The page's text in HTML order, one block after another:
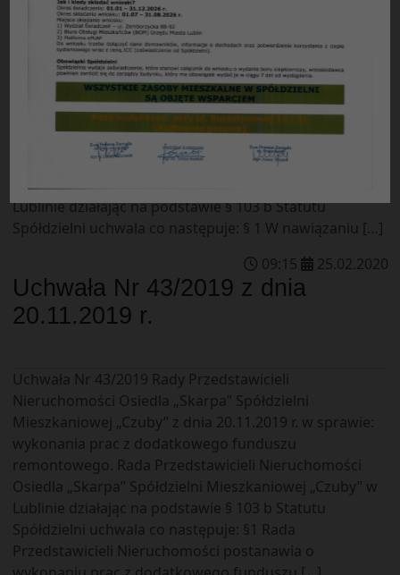
Uchwała Nr 45/2019 Rady Przedstawicieli
Nieruchomości Osiedla „Skarpa” Spółdzielni
Mieszkaniowej „Czuby” z dnia 20.11.2019 r. w sprawie:
zmiany stawki składnika opłat eksploatacyjnych –
„przebudowa instalacji gazowej” w budynku
Sympatyczna 2. Rada Przedstawicieli Nieruchomości
Osiedla „Skarpa” Spółdzielni Mieszkaniowej „Czuby” w
Lublinie działając na podstawie § 103 b Statutu
Spółdzielni uchwala co następuje: § 1 W nawiązaniu […]
09:15 25.02.2020
Uchwała Nr 43/2019 z dnia
20.11.2019 r.
Uchwała Nr 43/2019 Rady Przedstawicieli
Nieruchomości Osiedla „Skarpa” Spółdzielni
Mieszkaniowej „Czuby” z dnia 20.11.2019 r. w sprawie:
wykonania prac z dodatkowego funduszu
remontowego. Rada Przedstawicieli Nieruchomości
Osiedla „Skarpa” Spółdzielni Mieszkaniowej „Czuby” w
Lublinie działając na podstawie § 103 b Statutu
Spółdzielni uchwala co następuje: §1 Rada
Przedstawicieli Nieruchomości postanawia o